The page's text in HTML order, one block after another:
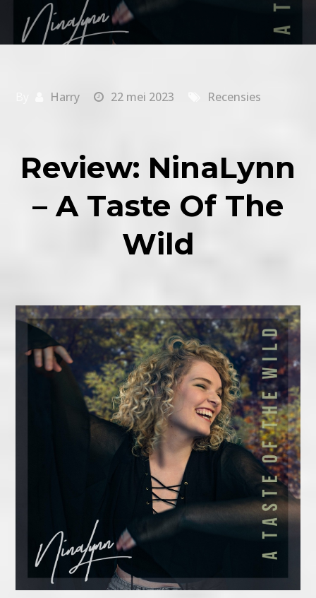
Harry 22 mei 2023 Recensies
Review: NinaLynn
– A Taste Of The
Wild